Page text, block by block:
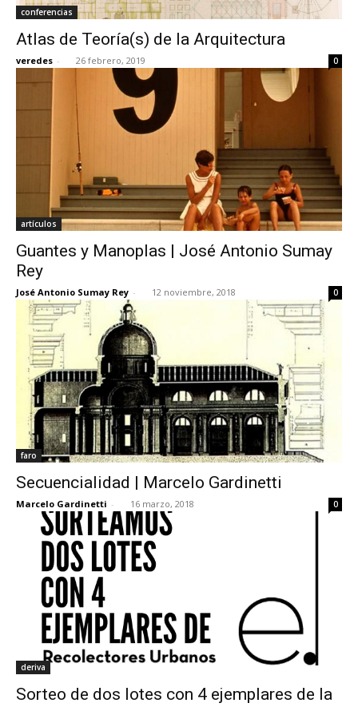
conferencias
Atlas de Teoría(s) de la Arquitectura
veredes - 26 febrero, 2019 0
artículos
Guantes y Manoplas | José Antonio Sumay
Rey
José Antonio Sumay Rey - 12 noviembre, 2018 0
faro
Secuencialidad | Marcelo Gardinetti
Marcelo Gardinetti - 16 marzo, 2018 0
deriva
Sorteo de dos lotes con 4 ejemplares de la